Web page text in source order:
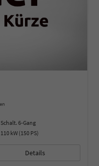
Schalt. 6-Gang
110 kW (150 PS)
Details